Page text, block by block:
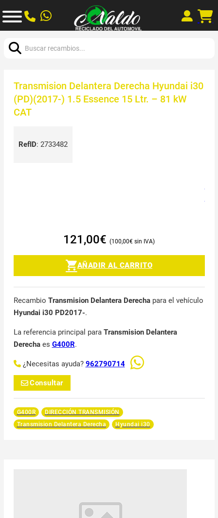
Transmision Delantera Derecha Hyundai i30
(PD)(2017-) 1.5 Essence 15 Ltr. – 81 kW
CAT
RefID: 2733482
121,00€ 100,00€
AÑADIR AL CARRITO
Recambio Transmision Delantera Derechapara el vehículo
Hyundai i30 PD2017-.
La referencia principal para Transmision Delantera
Derechaes G400R.
¿Necesitas ayuda? 962790714
Consultar
G400R
DIRECCIÓN TRANSMISIÓN
Transmision Delantera Derecha
Hyundai i30